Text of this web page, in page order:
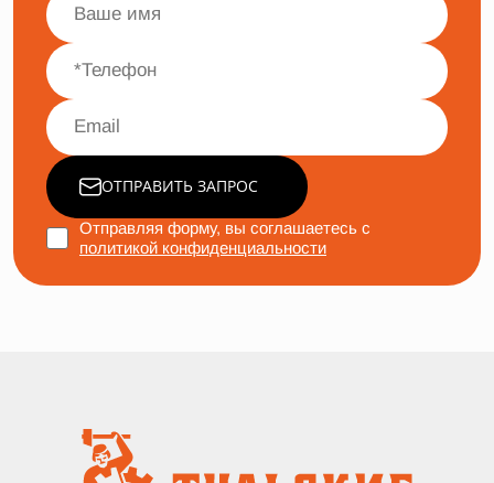
ОТПРАВИТЬ ЗАПРОС
Отправляя форму, вы соглашаетесь с
политикой конфиденциальности